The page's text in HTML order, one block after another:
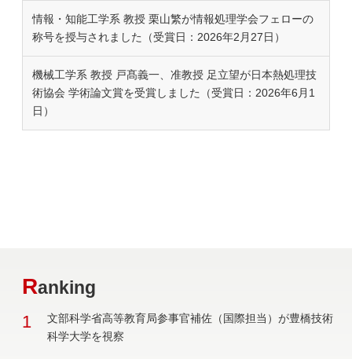
情報・知能工学系 教授 栗山繁が情報処理学会フェローの
称号を授与されました（受賞日：2026年2月27日）
機械工学系 教授 戸髙義一、准教授 足立望が日本熱処理技
術協会 学術論文賞を受賞しました（受賞日：2026年6月1
日）
Ranking
1
文部科学省高等教育局参事官補佐（国際担当）が豊橋技術
科学大学を視察